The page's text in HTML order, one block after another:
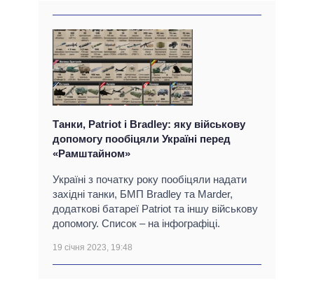
Танки, Patriot і Bradley: яку військову
допомогу пообіцяли Україні перед
«Рамштайном»
Україні з початку року пообіцяли надати
західні танки, БМП Bradley та Marder,
додаткові батареї Patriot та іншу військову
допомогу. Список – на інфографіці.
19 січня 2023, 19:48